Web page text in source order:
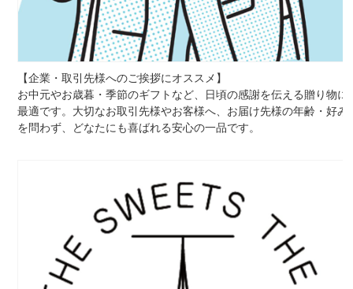
【企業・取引先様へのご挨拶にオススメ】
お中元やお歳暮・季節のギフトなど、日頃の感謝を伝える贈り物に
最適です。大切なお取引先様やお客様へ、お届け先様の年齢・好み
を問わず、どなたにも喜ばれる安心の一品です。